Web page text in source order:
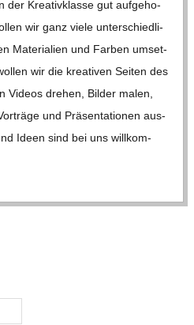
der Krea­tiv­klasse gut auf­ge­ho­
wir ganz viele unter­schied­li­
Mate­ria­lien und Far­ben umset­
wir die krea­ti­ven Sei­ten des
Videos dre­hen, Bil­der malen,
und Prä­sen­ta­tio­nen aus­
Ideen sind bei uns will­kom­